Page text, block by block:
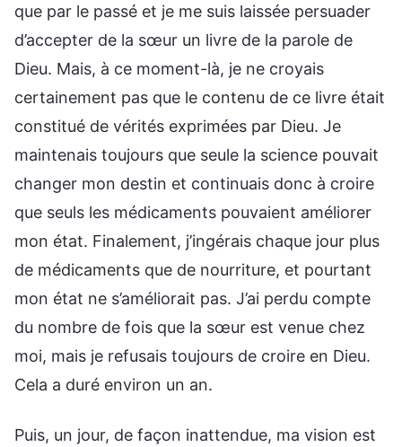
que par le passé et je me suis laissée persuader
d’accepter de la sœur un livre de la parole de
Dieu. Mais, à ce moment-là, je ne croyais
certainement pas que le contenu de ce livre était
constitué de vérités exprimées par Dieu. Je
maintenais toujours que seule la science pouvait
changer mon destin et continuais donc à croire
que seuls les médicaments pouvaient améliorer
mon état. Finalement, j’ingérais chaque jour plus
de médicaments que de nourriture, et pourtant
mon état ne s’améliorait pas. J’ai perdu compte
du nombre de fois que la sœur est venue chez
moi, mais je refusais toujours de croire en Dieu.
Cela a duré environ un an.
Puis, un jour, de façon inattendue, ma vision est